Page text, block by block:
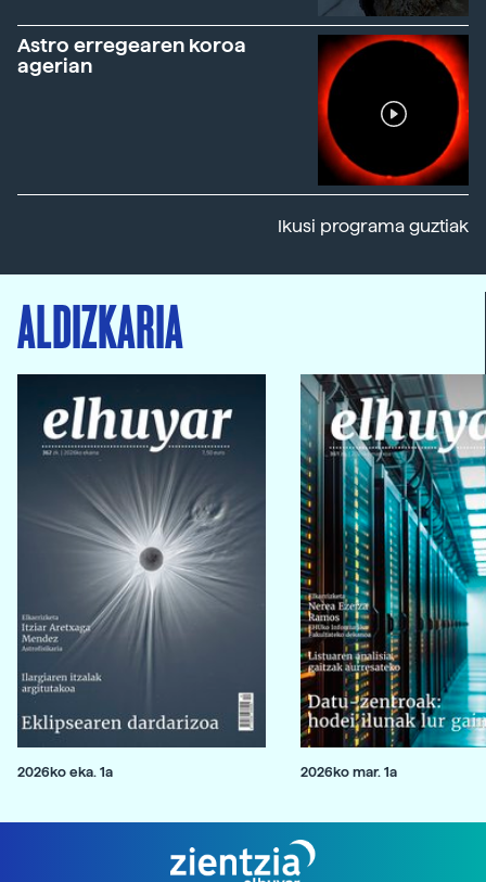
Astro erregearen koroa
agerian
Ikusi programa guztiak
ALDIZKARIA
2026ko eka. 1a 2026ko mar. 1a